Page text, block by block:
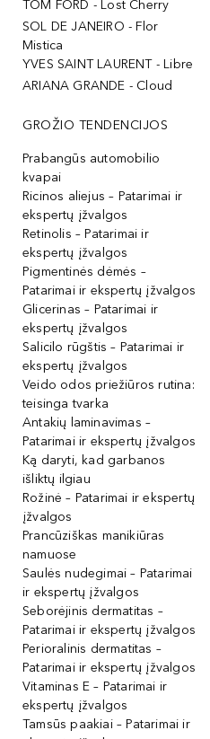
TOM FORD - Lost Cherry
SOL DE JANEIRO - Flor
Mistica
YVES SAINT LAURENT - Libre
ARIANA GRANDE - Cloud
GROŽIO TENDENCIJOS
Prabangūs automobilio
kvapai
Ricinos aliejus – Patarimai ir
ekspertų įžvalgos
Retinolis – Patarimai ir
ekspertų įžvalgos
Pigmentinės dėmės –
Patarimai ir ekspertų įžvalgos
Glicerinas – Patarimai ir
ekspertų įžvalgos
Salicilo rūgštis – Patarimai ir
ekspertų įžvalgos
Veido odos priežiūros rutina:
teisinga tvarka
Antakių laminavimas –
Patarimai ir ekspertų įžvalgos
Ką daryti, kad garbanos
išliktų ilgiau
Rožinė – Patarimai ir ekspertų
įžvalgos
Prancūziškas manikiūras
namuose
Saulės nudegimai – Patarimai
ir ekspertų įžvalgos
Seborėjinis dermatitas –
Patarimai ir ekspertų įžvalgos
Perioralinis dermatitas –
Patarimai ir ekspertų įžvalgos
Vitaminas E – Patarimai ir
ekspertų įžvalgos
Tamsūs paakiai – Patarimai ir